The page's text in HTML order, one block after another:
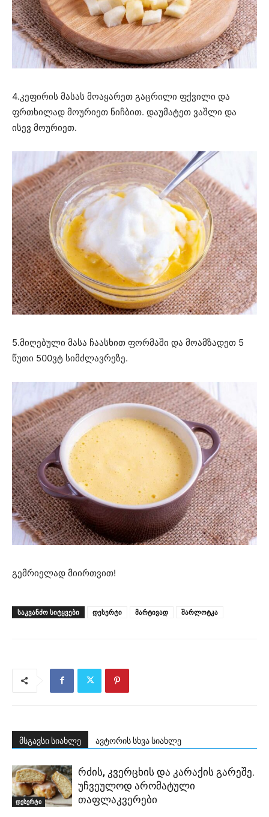
4.კეფირის მასას მოაყარეთ გაცრილი ფქვილი და
ფრთხილად მოურიეთ ნიჩბით. დაუმატეთ ვაშლი და
ისევ მოურიეთ.
5.მიღებული მასა ჩაასხით ფორმაში და მოამზადეთ 5
წუთი 500ვტ სიმძლავრეზე.
გემრიელად მიირთვით!
ᲡᲐᲙᲕᲐᲜᲫᲝ ᲡᲘᲢᲧᲕᲔᲑᲘ დესერტი მარტივად შარლოტკა
მსგავსი სიახლე ავტორის სხვა სიახლე
დესერტი
რძის, კვერცხის და კარაქის გარეშე.
უჩვეულოდ არომატული
თაფლაკვერები